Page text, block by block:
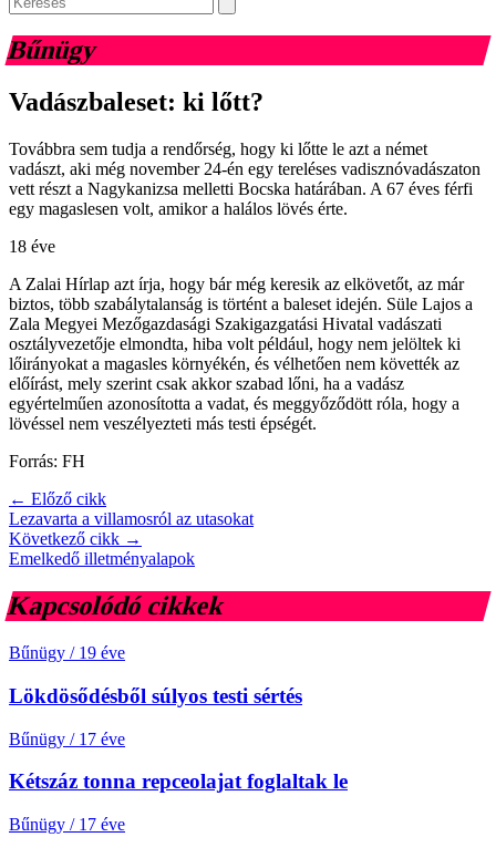
Bűnügy
Vadászbaleset: ki lőtt?
Továbbra sem tudja a rendőrség, hogy ki lőtte le azt a német
vadászt, aki még november 24-én egy tereléses vadisznóvadászaton
vett részt a Nagykanizsa melletti Bocska határában. A 67 éves férfi
egy magaslesen volt, amikor a halálos lövés érte.
18 éve
A Zalai Hírlap azt írja, hogy bár még keresik az elkövetőt, az már
biztos, több szabálytalanság is történt a baleset idején. Süle Lajos a
Zala Megyei Mezőgazdasági Szakigazgatási Hivatal vadászati
osztályvezetője elmondta, hiba volt például, hogy nem jelöltek ki
lőirányokat a magasles környékén, és vélhetően nem követték az
előírást, mely szerint csak akkor szabad lőni, ha a vadász
egyértelműen azonosította a vadat, és meggyőződött róla, hogy a
lövéssel nem veszélyezteti más testi épségét.
Forrás: FH
← Előző cikk
Lezavarta a villamosról az utasokat
Következő cikk →
Emelkedő illetményalapok
Kapcsolódó cikkek
Bűnügy / 19 éve
Lökdösődésből súlyos testi sértés
Bűnügy / 17 éve
Kétszáz tonna repceolajat foglaltak le
Bűnügy / 17 éve